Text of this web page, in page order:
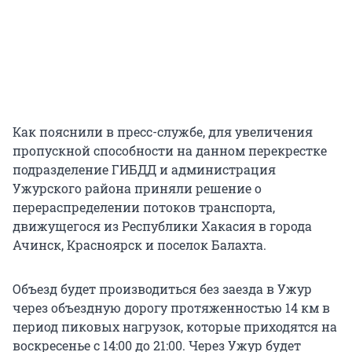
Как пояснили в пресс-службе, для увеличения
пропускной способности на данном перекрестке
подразделение ГИБДД и администрация
Ужурского района приняли решение о
перераспределении потоков транспорта,
движущегося из Республики Хакасия в города
Ачинск, Красноярск и поселок Балахта.
Объезд будет производиться без заезда в Ужур
через объездную дорогу протяженностью 14 км в
период пиковых нагрузок, которые приходятся на
воскресенье с 14:00 до 21:00. Через Ужур будет